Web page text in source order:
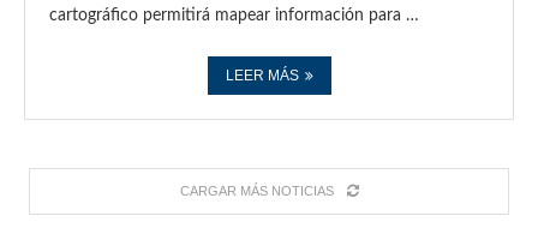
cartográfico permitirá mapear información para …
LEER MÁS
CARGAR MÁS NOTICIAS